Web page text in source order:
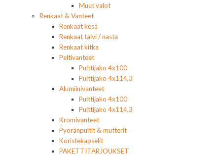
Muut valot
Renkaat & Vanteet
Renkaat kesä
Renkaat talvi / nasta
Renkaat kitka
Peltivanteet
Pulttijako 4x100
Pulttijako 4x114,3
Alumiinivanteet
Pulttijako 4x100
Pulttijako 4x114,3
Kromivanteet
Pyöränpultit & mutterit
Koristekapselit
PAKETTITARJOUKSET